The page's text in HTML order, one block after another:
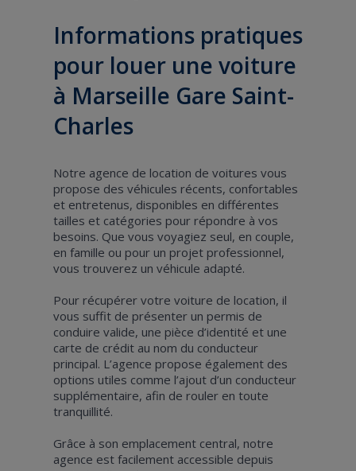
Informations pratiques
pour louer une voiture
à Marseille Gare Saint-
Charles
Notre agence de location de voitures vous
propose des véhicules récents, confortables
et entretenus, disponibles en différentes
tailles et catégories pour répondre à vos
besoins. Que vous voyagiez seul, en couple,
en famille ou pour un projet professionnel,
vous trouverez un véhicule adapté.
Pour récupérer votre voiture de location, il
vous suffit de présenter un permis de
conduire valide, une pièce d’identité et une
carte de crédit au nom du conducteur
principal. L’agence propose également des
options utiles comme l’ajout d’un conducteur
supplémentaire, afin de rouler en toute
tranquillité.
Grâce à son emplacement central, notre
agence est facilement accessible depuis